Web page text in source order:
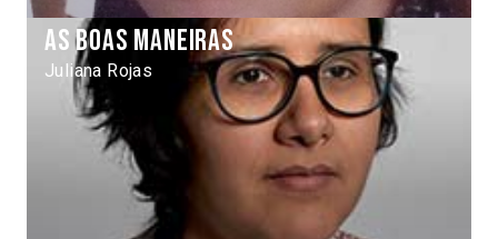
As Boas Maneiras
Juliana Rojas